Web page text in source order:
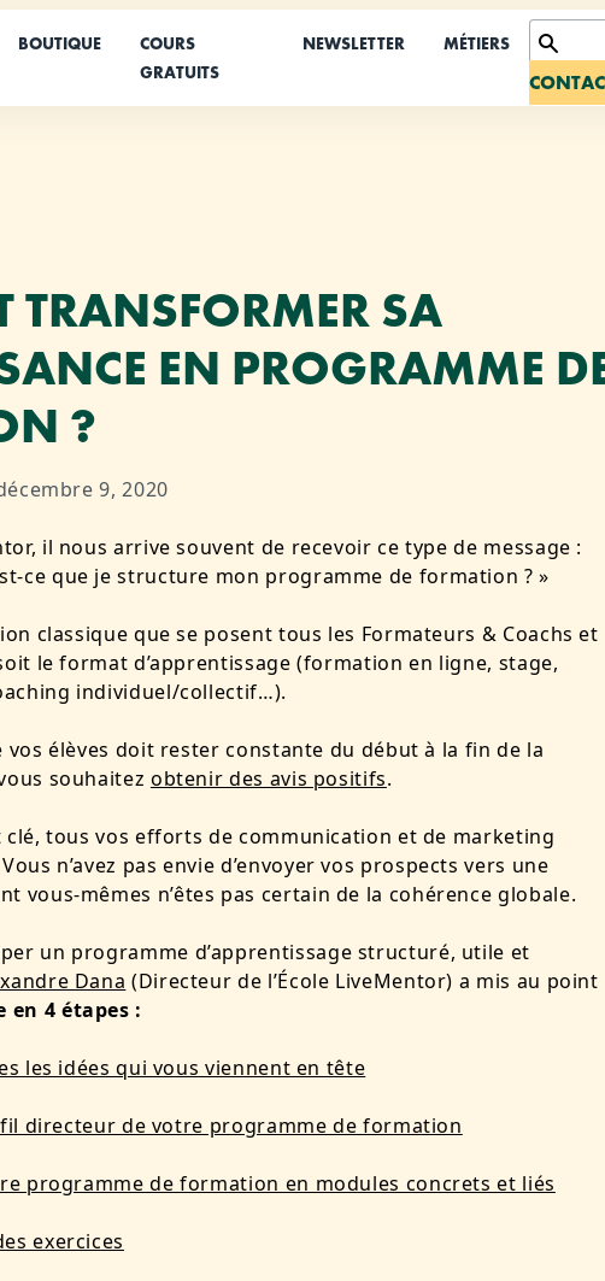
BOUTIQUE
COURS
GRATUITS
NEWSLETTER MÉTIERS
TRANSFORMER SA
EN PROGRAMME
?
9, 2020
il nous arrive souvent de recevoir ce type de message :
ce que je structure mon programme de formation ? »
classique que se posent tous les Formateurs & Coachs et
le format d’apprentissage (formation en ligne, stage,
individuel/collectif…).
vos élèves doit rester constante du début à la fin de la
souhaitez obtenir des avis positifs.
clé, tous vos efforts de communication et de marketing
n’avez pas envie d’envoyer vos prospects vers une
vous-mêmes n’êtes pas certain de la cohérence globale.
un programme d’apprentissage structuré, utile et
Dana (Directeur de l’École LiveMentor) a mis au point
en 4 étapes :
les idées qui vous viennent en tête
fil directeur de votre programme de formation
programme de formation en modules concrets et liés
exercices